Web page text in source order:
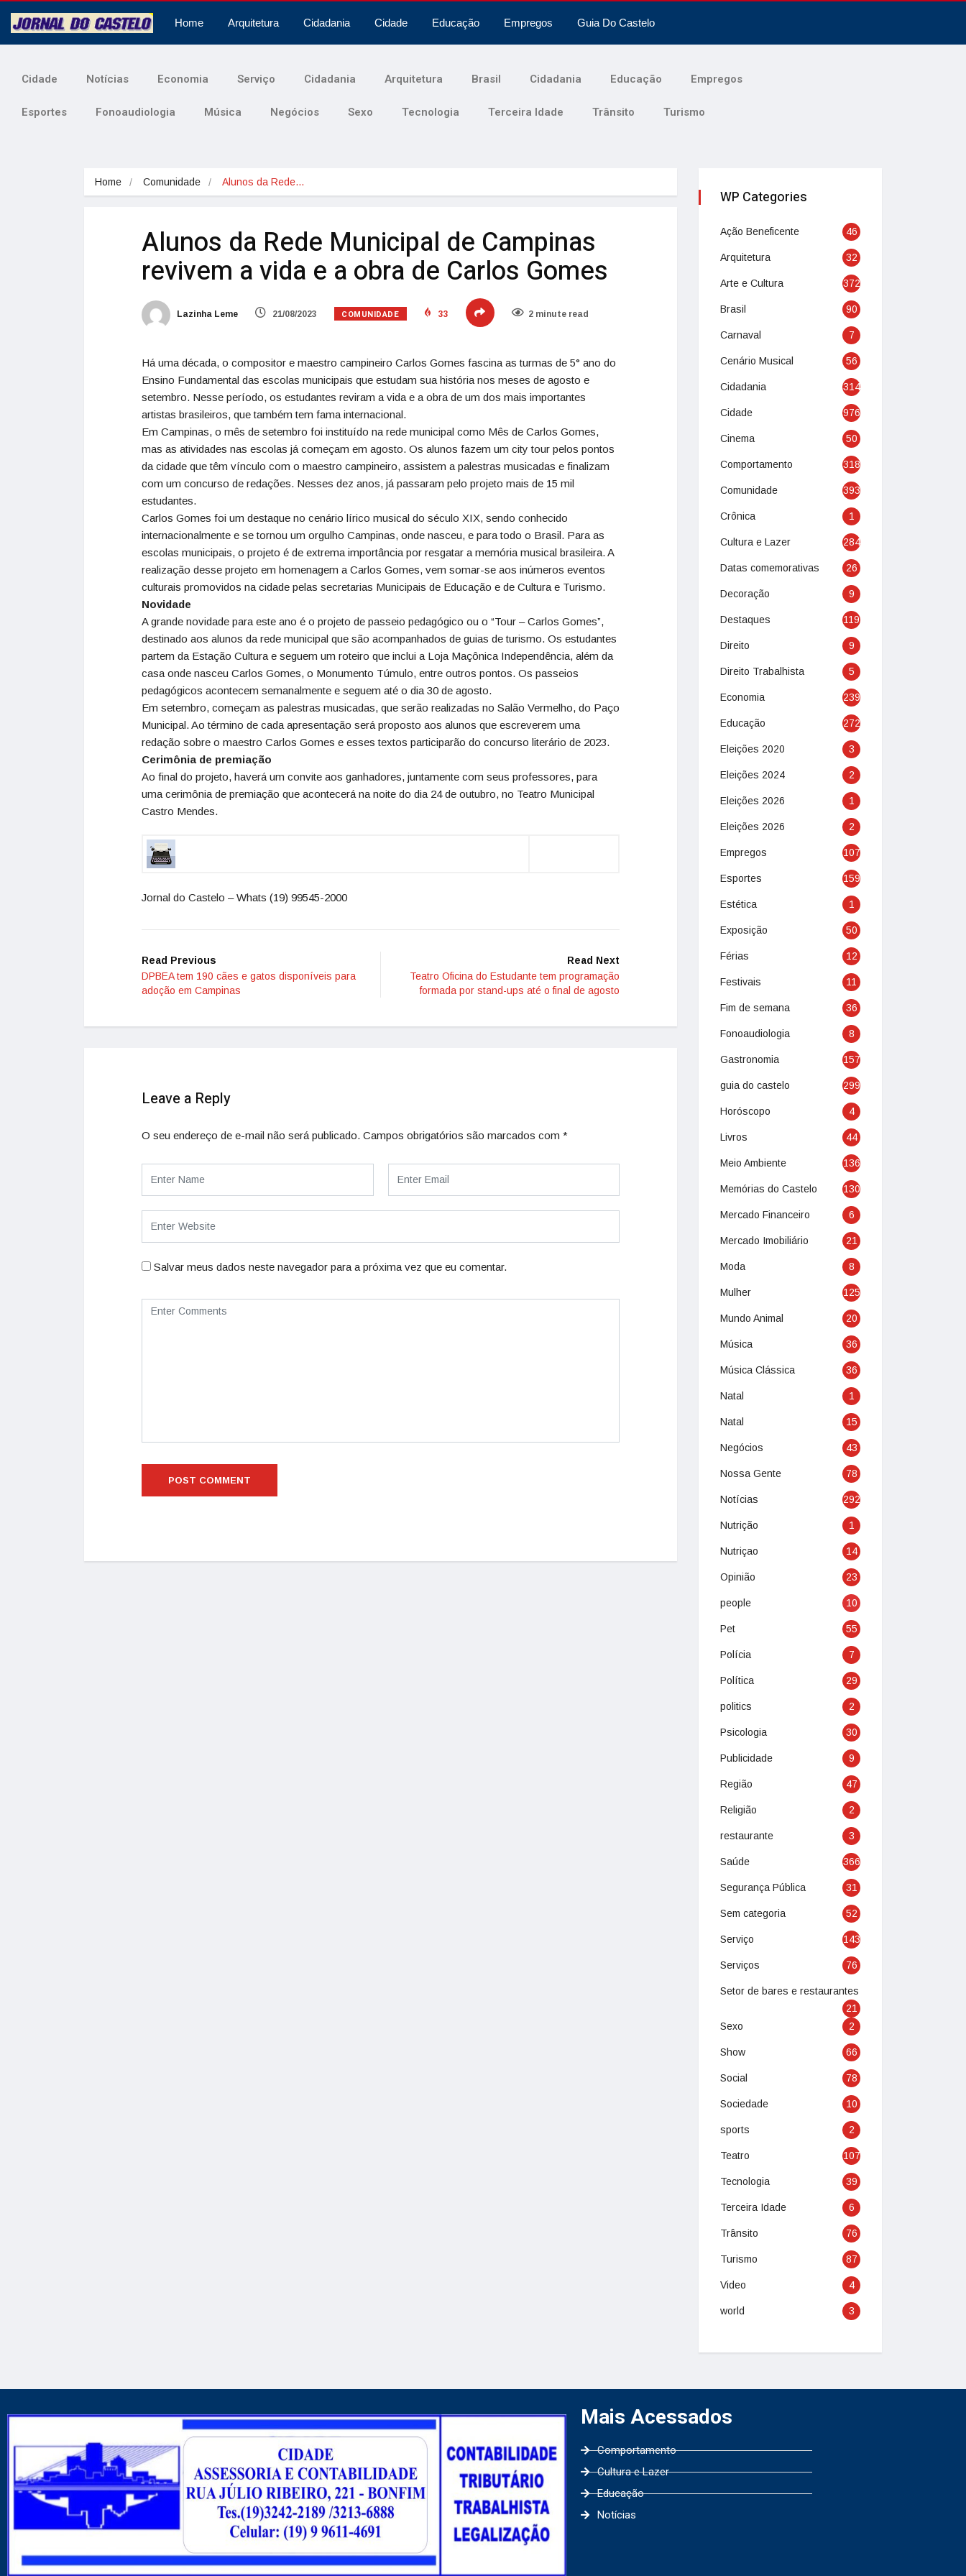
Home Arquitetura Cidadania Cidade Educação Empregos Guia Do Castelo
Cidade Notícias Economia Serviço Cidadania Arquitetura Brasil Cidadania Educação Empregos
Esportes Fonoaudiologia Música Negócios Sexo Tecnologia Terceira Idade Trânsito Turismo
Home Comunidade Alunos da Rede…
Alunos da Rede Municipal de Campinas
revivem a vida e a obra de Carlos Gomes
Lazinha Leme 21/08/2023 COMUNIDADE 33 2 minute read
Há uma década, o compositor e maestro campineiro Carlos Gomes fascina as turmas de 5° ano do
Ensino Fundamental das escolas municipais que estudam sua história nos meses de agosto e
setembro. Nesse período, os estudantes reviram a vida e a obra de um dos mais importantes
artistas brasileiros, que também tem fama internacional.
Em Campinas, o mês de setembro foi instituído na rede municipal como Mês de Carlos Gomes,
mas as atividades nas escolas já começam em agosto. Os alunos fazem um city tour pelos pontos
da cidade que têm vínculo com o maestro campineiro, assistem a palestras musicadas e finalizam
com um concurso de redações. Nesses dez anos, já passaram pelo projeto mais de 15 mil
estudantes.
Carlos Gomes foi um destaque no cenário lírico musical do século XIX, sendo conhecido
internacionalmente e se tornou um orgulho Campinas, onde nasceu, e para todo o Brasil. Para as
escolas municipais, o projeto é de extrema importância por resgatar a memória musical brasileira. A
realização desse projeto em homenagem a Carlos Gomes, vem somar-se aos inúmeros eventos
culturais promovidos na cidade pelas secretarias Municipais de Educação e de Cultura e Turismo.
Novidade
A grande novidade para este ano é o projeto de passeio pedagógico ou o “Tour – Carlos Gomes”,
destinado aos alunos da rede municipal que são acompanhados de guias de turismo. Os estudantes
partem da Estação Cultura e seguem um roteiro que inclui a Loja Maçônica Independência, além da
casa onde nasceu Carlos Gomes, o Monumento Túmulo, entre outros pontos. Os passeios
pedagógicos acontecem semanalmente e seguem até o dia 30 de agosto.
Em setembro, começam as palestras musicadas, que serão realizadas no Salão Vermelho, do Paço
Municipal. Ao término de cada apresentação será proposto aos alunos que escreverem uma
redação sobre o maestro Carlos Gomes e esses textos participarão do concurso literário de 2023.
Cerimônia de premiação
Ao final do projeto, haverá um convite aos ganhadores, juntamente com seus professores, para
uma cerimônia de premiação que acontecerá na noite do dia 24 de outubro, no Teatro Municipal
Castro Mendes.
Jornal do Castelo – Whats (19) 99545-2000
Read Previous
DPBEA tem 190 cães e gatos disponíveis para
adoção em Campinas
Read Next
Teatro Oficina do Estudante tem programação
formada por stand-ups até o final de agosto
Leave a Reply
O seu endereço de e-mail não será publicado. Campos obrigatórios são marcados com *
Salvar meus dados neste navegador para a próxima vez que eu comentar.
WP Categories
Ação Beneficente 46
Arquitetura 32
Arte e Cultura 372
Brasil 90
Carnaval 7
Cenário Musical 56
Cidadania 314
Cidade 976
Cinema 50
Comportamento 318
Comunidade 393
Crônica 1
Cultura e Lazer 284
Datas comemorativas 26
Decoração 9
Destaques 119
Direito 9
Direito Trabalhista 5
Economia 239
Educação 272
Eleições 2020 3
Eleições 2024 2
Eleições 2026 1
Eleições 2026 2
Empregos 107
Esportes 159
Estética 1
Exposição 50
Férias 12
Festivais 11
Fim de semana 36
Fonoaudiologia 8
Gastronomia 157
guia do castelo 299
Horóscopo 4
Livros 44
Meio Ambiente 136
Memórias do Castelo 130
Mercado Financeiro 6
Mercado Imobiliário 21
Moda 8
Mulher 125
Mundo Animal 20
Música 36
Música Clássica 36
Natal 1
Natal 15
Negócios 43
Nossa Gente 78
Notícias 292
Nutrição 1
Nutriçao 14
Opinião 23
people 10
Pet 55
Polícia 7
Política 29
politics 2
Psicologia 30
Publicidade 9
Região 47
Religião 2
restaurante 3
Saúde 366
Segurança Pública 31
Sem categoria 52
Serviço 143
Serviços 76
Setor de bares e restaurantes
21
Sexo
2
Show 66
Social 78
Sociedade 10
sports 2
Teatro 107
Tecnologia 39
Terceira Idade 6
Trânsito 76
Turismo 87
Video 4
world 3
Mais Acessados
Comportamento
Cultura e Lazer
Educação
Notícias